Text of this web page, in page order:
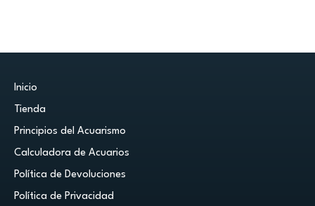
Inicio
Tienda
Principios del Acuarismo
Calculadora de Acuarios
Política de Devoluciones
Política de Privacidad